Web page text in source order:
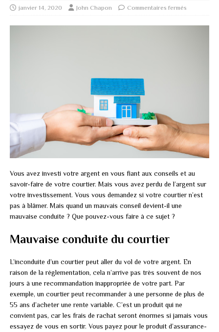
janvier 14, 2020 John Chapon Commentaires fermés
Vous avez investi votre argent en vous fiant aux conseils et au
savoir-faire de votre courtier. Mais vous avez perdu de l’argent sur
votre investissement. Vous vous demandez si votre courtier n’est
pas à blâmer. Mais quand un mauvais conseil devient-il une
mauvaise conduite ? Que pouvez-vous faire à ce sujet ?
Mauvaise conduite du courtier
L’inconduite d’un courtier peut aller du vol de votre argent. En
raison de la réglementation, cela n’arrive pas très souvent de nos
jours à une recommandation inappropriée de votre part. Par
exemple, un courtier peut recommander à une personne de plus de
55 ans d’acheter une rente variable. C’est un produit qui ne
convient pas, car les frais de rachat seront énormes si jamais vous
essayez de vous en sortir. Vous payez pour le produit d’assurance-